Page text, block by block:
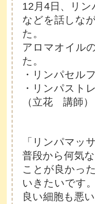
12月4日、リ
などを話しな
た。
アロマオイル
た。
・リンパセル
・リ
（立花 講師）
「リンパマッ
普段から何気
ことが良かっ
いきたいです
良い細胞も悪